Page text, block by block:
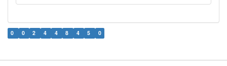
0 0 2 4 4 8 4 5 0